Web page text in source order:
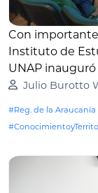
Con
Instituto de
UNAP inauguró
Julio Burotto
#Reg. de la Araucanía